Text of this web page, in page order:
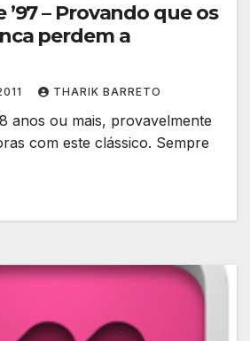
’97 – Provando que os
perdem a
THARIK BARRETO
anos ou mais, provavelmente
com este clássico. Sempre